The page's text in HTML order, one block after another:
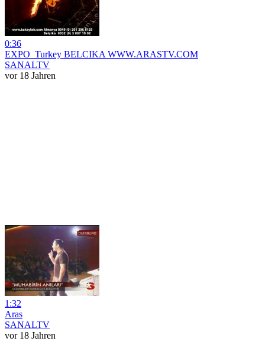
0:36
EXPO_Turkey BELCIKA WWW.ARASTV.COM
SANALTV
vor 18 Jahren
1:32
Aras
SANALTV
vor 18 Jahren